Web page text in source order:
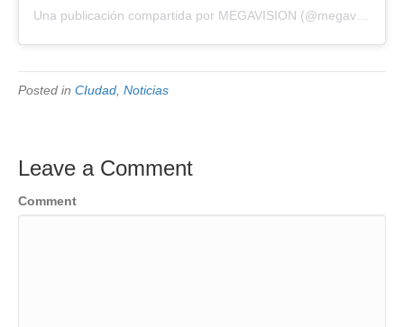
Una publicación compartida por MEGAVISION (@megavision.ve)
Posted in CIudad, Noticias
Leave a Comment
Comment